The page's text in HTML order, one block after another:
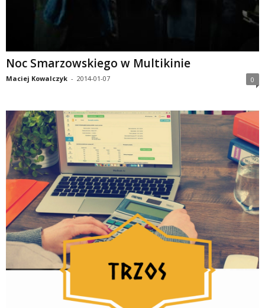
Noc Smarzowskiego w Multikinie
Maciej Kowalczyk - 2014-01-07 0